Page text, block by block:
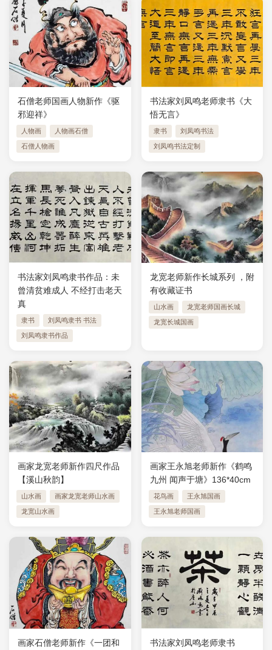
石僧老师国画人物新作《驱
邪迎祥》
人物画 人物画石僧
石僧人物画
书法家刘凤鸣老师隶书《大
悟无言》
隶书 刘凤鸣书法
刘凤鸣书法定制
书法家刘凤鸣隶书作品：未
曾清贫难成人 不经打击老天
真
隶书 刘凤鸣隶书 书法
刘凤鸣隶书作品
龙宽老师新作长城系列 ，附
有收藏证书
山水画 龙宽老师国画长城
龙宽长城国画
画家龙宽老师新作四尺作品
【溪山秋韵】
山水画 画家龙宽老师山水画
龙宽山水画
画家王永旭老师新作《鹤鸣
九州 闻声于塘》136*40cm
花鸟画 王永旭国画
王永旭老师国画
画家石僧老师新作《一团和
书法家刘凤鸣老师隶书